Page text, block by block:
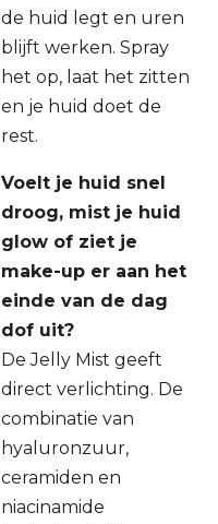
de huid legt en uren
blijft werken. Spray
het op, laat het zitten
en je huid doet de
rest.
Voelt je huid snel
droog, mist je huid
glow of ziet je
make-up er aan het
einde van de dag
dof uit?
De Jelly Mist geeft
direct verlichting. De
combinatie van
hyaluronzuur,
ceramiden en
niacinamide